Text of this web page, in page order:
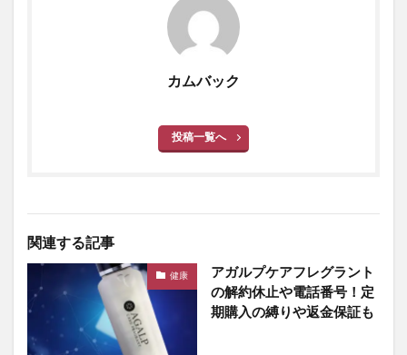
カムバック
投稿一覧へ
関連する記事
健康
アガルプケアフレグラント
の解約休止や電話番号！定
期購入の縛りや返金保証も